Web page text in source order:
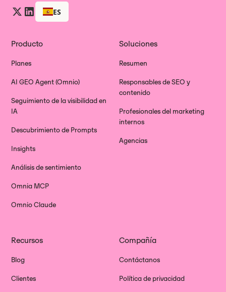
ES
Producto
Planes
AI GEO Agent (Omnio)
Seguimiento de la visibilidad en
IA
Descubrimiento de Prompts
Insights
Análisis de sentimiento
Omnia MCP
Omnio Claude
Soluciones
Resumen
Responsables de SEO y
contenido
Profesionales del marketing
internos
Agencias
Recursos
Blog
Clientes
Compañía
Contáctanos
Política de privacidad